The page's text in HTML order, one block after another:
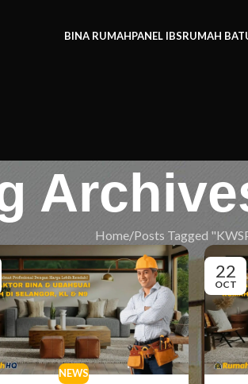
BINA RUMAHPANEL IBSRUMAH
Home/Posts Tagged
NEWS
22
OCT